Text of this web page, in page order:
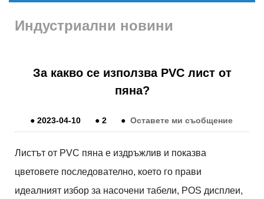
Индустриални новини
За какво се използва PVC лист от
пяна?
●2023-04-10 ●2 ● Оставете ми съобщение
Листът от PVC пяна е издръжлив и показва
цветовете последователно, което го прави
идеалният избор за насочени табели, POS дисплеи,